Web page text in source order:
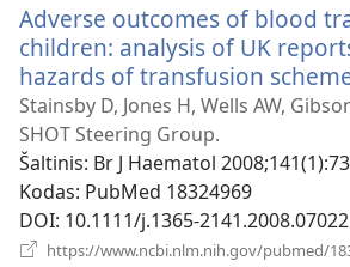
Adverse outcomes of blood
children: analysis of UK
hazards of transfusion
Stainsby D, Jones H, Wells AW,
SHOT Steering Group.
Šaltinis‎: Br J Haematol
Kodas‎: PubMed 18324969
DOI‎: 10.1111/j.1365-
https://www.ncbi.nlm.nih.gov/pubmed/